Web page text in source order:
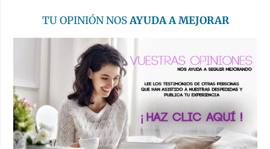
TU OPINIÓN NOSAYUDA A MEJORAR